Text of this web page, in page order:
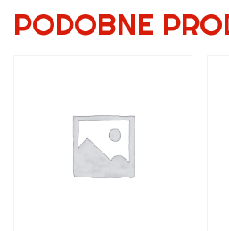
PODOBNE